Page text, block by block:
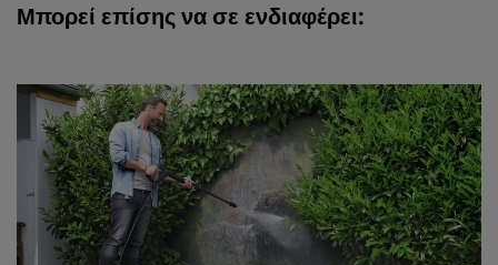
Μπορεί επίσης να σε ενδιαφέρει: